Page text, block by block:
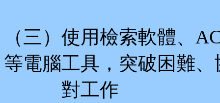
（三）使用檢索軟體、
等電腦工具，突破困難、
對工作